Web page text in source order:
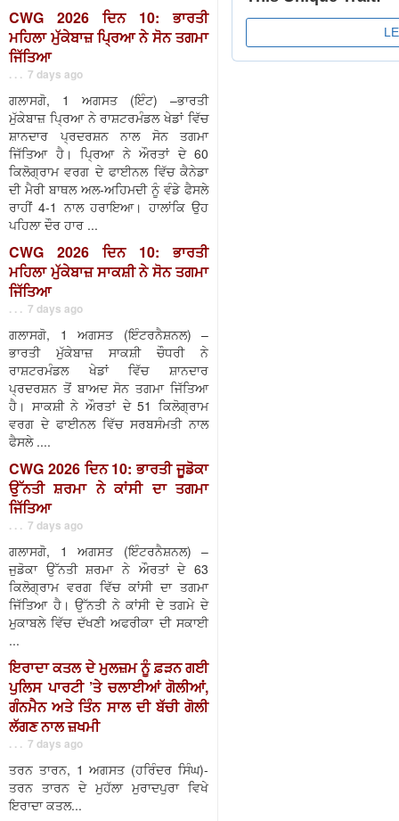
CWG 2026 ਦਿਨ 10: ਭਾਰਤੀ
ਮਹਿਲਾ ਮੁੱਕੇਬਾਜ਼ ਪ੍ਰਿਆ ਨੇ ਸੋਨ ਤਗਮਾ
ਜਿੱਤਿਆ
. . . 7 days ago
ਗਲਾਸਗੋ, 1 ਅਗਸਤ (ਇੰਟ) –ਭਾਰਤੀ
ਮੁੱਕੇਬਾਜ਼ ਪ੍ਰਿਆ ਨੇ ਰਾਸ਼ਟਰਮੰਡਲ ਖੇਡਾਂ ਵਿੱਚ
ਸ਼ਾਨਦਾਰ ਪ੍ਰਦਰਸ਼ਨ ਨਾਲ ਸੋਨ ਤਗਮਾ
ਜਿੱਤਿਆ ਹੈ। ਪ੍ਰਿਆ ਨੇ ਔਰਤਾਂ ਦੇ 60
ਕਿਲੋਗ੍ਰਾਮ ਵਰਗ ਦੇ ਫਾਈਨਲ ਵਿੱਚ ਕੈਨੇਡਾ
ਦੀ ਮੈਰੀ ਬਾਥਲ ਅਲ-ਅਹਿਮਦੀ ਨੂੰ ਵੰਡੇ ਫੈਸਲੇ
ਰਾਹੀਂ 4-1 ਨਾਲ ਹਰਾਇਆ। ਹਾਲਾਂਕਿ ਉਹ
ਪਹਿਲਾ ਦੌਰ ਹਾਰ ...
CWG 2026 ਦਿਨ 10: ਭਾਰਤੀ
ਮਹਿਲਾ ਮੁੱਕੇਬਾਜ਼ ਸਾਕਸ਼ੀ ਨੇ ਸੋਨ ਤਗਮਾ
ਜਿੱਤਿਆ
. . . 7 days ago
ਗਲਾਸਗੋ, 1 ਅਗਸਤ (ਇੰਟਰਨੈਸ਼ਨਲ) –
ਭਾਰਤੀ ਮੁੱਕੇਬਾਜ਼ ਸਾਕਸ਼ੀ ਚੌਧਰੀ ਨੇ
ਰਾਸ਼ਟਰਮੰਡਲ ਖੇਡਾਂ ਵਿੱਚ ਸ਼ਾਨਦਾਰ
ਪ੍ਰਦਰਸ਼ਨ ਤੋਂ ਬਾਅਦ ਸੋਨ ਤਗਮਾ ਜਿੱਤਿਆ
ਹੈ। ਸਾਕਸ਼ੀ ਨੇ ਔਰਤਾਂ ਦੇ 51 ਕਿਲੋਗ੍ਰਾਮ
ਵਰਗ ਦੇ ਫਾਈਨਲ ਵਿੱਚ ਸਰਬਸੰਮਤੀ ਨਾਲ
ਫੈਸਲੇ ....
CWG 2026 ਦਿਨ 10: ਭਾਰਤੀ ਜੂਡੋਕਾ
ਉੱਨਤੀ ਸ਼ਰਮਾ ਨੇ ਕਾਂਸੀ ਦਾ ਤਗਮਾ
ਜਿੱਤਿਆ
. . . 7 days ago
ਗਲਾਸਗੋ, 1 ਅਗਸਤ (ਇੰਟਰਨੈਸ਼ਨਲ) –
ਜੁਡੋਕਾ ਉੱਨਤੀ ਸ਼ਰਮਾ ਨੇ ਔਰਤਾਂ ਦੇ 63
ਕਿਲੋਗ੍ਰਾਮ ਵਰਗ ਵਿੱਚ ਕਾਂਸੀ ਦਾ ਤਗਮਾ
ਜਿੱਤਿਆ ਹੈ। ਉੱਨਤੀ ਨੇ ਕਾਂਸੀ ਦੇ ਤਗਮੇ ਦੇ
ਮੁਕਾਬਲੇ ਵਿੱਚ ਦੱਖਣੀ ਅਫਰੀਕਾ ਦੀ ਸਕਾਈ
...
ਇਰਾਦਾ ਕਤਲ ਦੇ ਮੁਲਜ਼ਮ ਨੂੰ ਫ਼ੜਨ ਗਈ
ਪੁਲਿਸ ਪਾਰਟੀ ’ਤੇ ਚਲਾਈਆਂ ਗੋਲੀਆਂ,
ਗੰਨਮੈਨ ਅਤੇ ਤਿੰਨ ਸਾਲ ਦੀ ਬੱਚੀ ਗੋਲੀ
ਲੱਗਣ ਨਾਲ ਜ਼ਖਮੀ
. . . 7 days ago
ਤਰਨ ਤਾਰਨ, 1 ਅਗਸਤ (ਹਰਿੰਦਰ ਸਿੰਘ)-
ਤਰਨ ਤਾਰਨ ਦੇ ਮੁਹੱਲਾ ਮੁਰਾਦਪੁਰਾ ਵਿਖੇ
ਇਰਾਦਾ ਕਤਲ...